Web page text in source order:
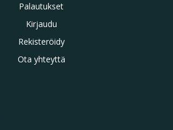
Palautukset
Kirjaudu
Rekisteröidy
Ota yhteyttä